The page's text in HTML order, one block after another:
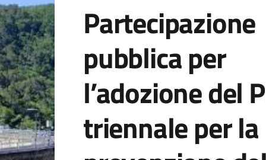
Partecipazione
pubblica per
l’adozione del
triennale per la